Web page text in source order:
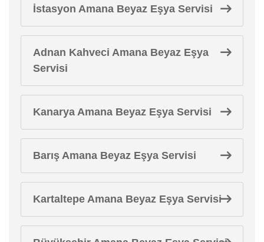
İstasyon Amana Beyaz Eşya Servisi
Adnan Kahveci Amana Beyaz Eşya
Servisi
Kanarya Amana Beyaz Eşya Servisi
Barış Amana Beyaz Eşya Servisi
Kartaltepe Amana Beyaz Eşya Servisi